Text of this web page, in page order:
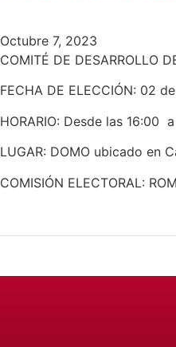
Octubre 7, 2023
COMITÉ DE DESARROLLO
FECHA DE ELECCIÓN: 02
HORARIO: Desde las 16:00
LUGAR: DOMO ubicado en
COMISIÓN ELECTORAL: